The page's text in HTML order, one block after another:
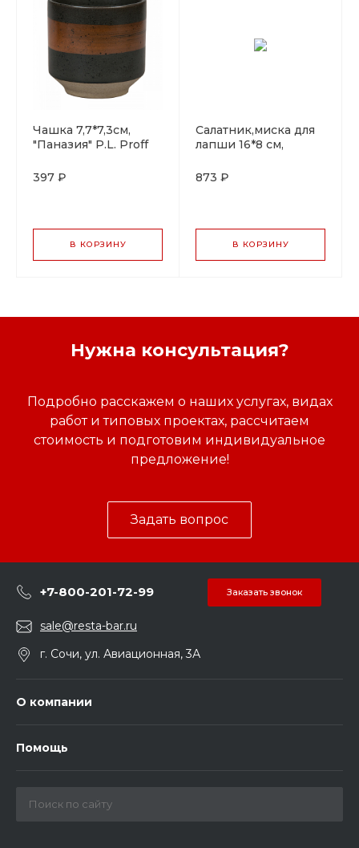
Чашка 7,7*7,3см,
"Паназия" P.L. Proff
397 ₽
В КОРЗИНУ
Салатник,миска для
лапши 16*8 см,
Cuisine
873 ₽
В КОРЗИНУ
Нужна консультация?
Подробно расскажем о наших услугах, видах
работ и типовых проектах, рассчитаем
стоимость и подготовим индивидуальное
предложение!
Задать вопрос
+7-800-201-72-99 Заказать звонок
sale@resta-bar.ru
г. Сочи, ул. Авиационная, 3А
О компании
Помощь